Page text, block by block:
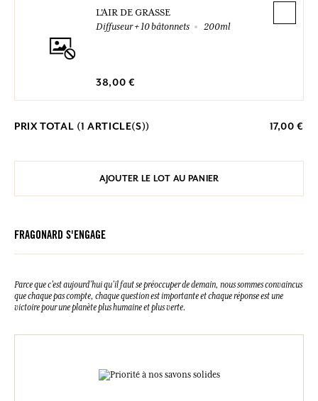
L'AIR DE GRASSE
Diffuseur + 10 bâtonnets
200ml
38,00 €
PRIX TOTAL (1 ARTICLE(S)) 17,00 €
AJOUTER LE LOT AU PANIER
FRAGONARD S'ENGAGE
Parce que c’est aujourd’hui qu’il faut se préoccuper de demain, nous sommes convaincus
que chaque pas compte, chaque question est importante et chaque réponse est une
victoire pour une planète plus humaine et plus verte.